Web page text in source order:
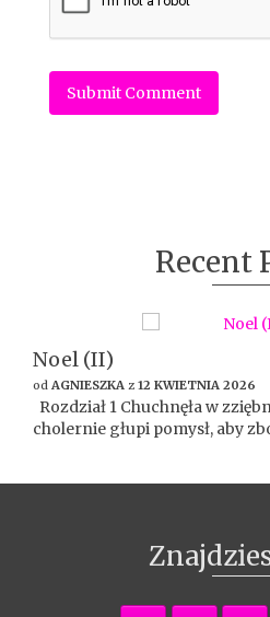
Recent
Noel (II)
od AGNIESZKA z 12 KWIETNIA 2026
Rozdział 1 Chuchnęła w
cholernie głupi pomysł, aby